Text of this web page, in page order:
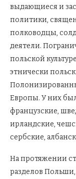
выдающиеся и
политики,
полководцы,
деятели.
польской
этнически
Европы. У них
французские,
ирландские,
сербские,
На протяжении
разделов